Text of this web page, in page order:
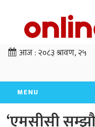
आज :२०८३ श्रावण, २५
MENU